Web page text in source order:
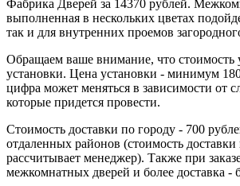
Фабрика Дверей за 14370 рублей.
выполненная в нескольких цветах
так и для внутренних проемов
Обращаем ваше внимание, что стоимость
установки. Цена установки - минимум
цифра может меняться в зависимости от
которые придется провести.
Стоимость доставки по городу - 700
отдаленных районов (стоимость
рассчитывает менеджер). Также при
межкомнатных дверей и более доставка -